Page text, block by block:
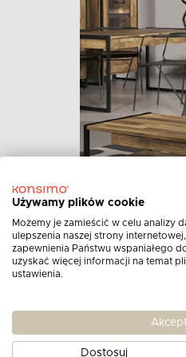
Aby urządzić
optycznie
na belkach
Używamy plików cookie
Możemy je zamieścić w celu analizy
ulepszenia naszej strony
zapewnienia Państwu wspaniałego
uzyskać więcej informacji na temat
ustawienia.
Dostosuj